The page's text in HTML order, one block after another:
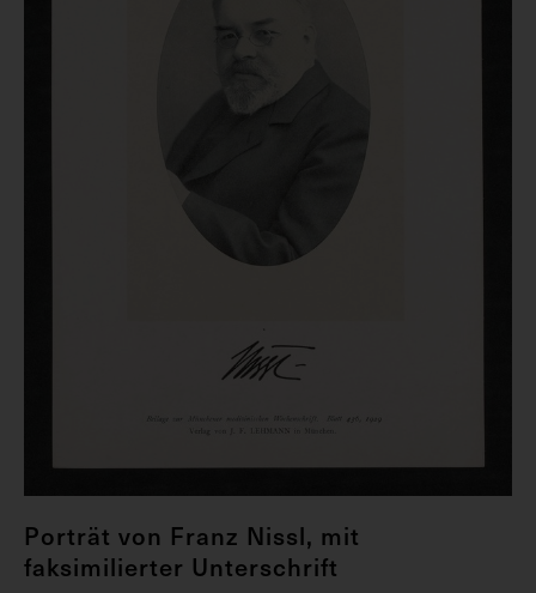
Porträt von Franz Nissl, mit
faksimilierter Unterschrift